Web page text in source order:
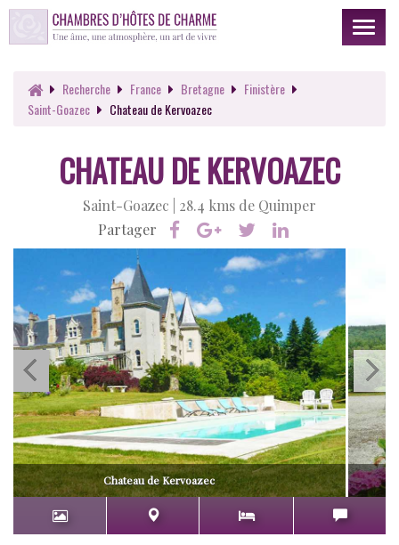
Toggle
Recherche France Bretagne
Finistère
Saint-Goazec
Chateau de Kervoazec
CHATEAU DE KERVOAZEC
Saint-Goazec |
28.4 kms de Quimper
Partager
Chateau de Kervoazec